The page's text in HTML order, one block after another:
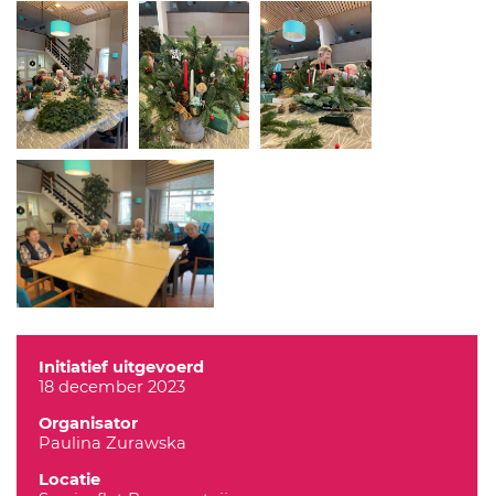
Initiatief uitgevoerd
18 december 2023
Organisator
Paulina Zurawska
Locatie